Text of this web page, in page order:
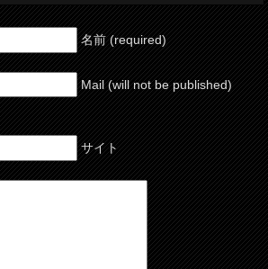
名前 (required)
Mail (will not be published)
サイト